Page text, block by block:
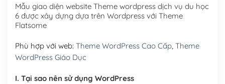
Hosting 2GB SSD (1 năm)(+450,000₫)
Hosting 5GB SSD (1 năm)
Hosting 8GB SSD (1 năm)
Mẫu giao diện website Theme wordpress dịch vụ du học
6 được xây dựng dựa trên Wordpress với Theme
Flatsome
Phù hợp với web: Theme WordPress Cao Cấp, Theme
WordPress Giáo Dục
I. Tại sao nên sử dụng WordPress